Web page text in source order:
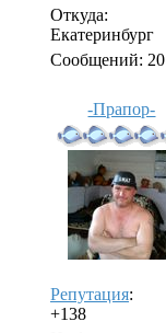
Откуда:
Екатеринбург
Сообщений: 20
-Прапор-
Репутация:
+138